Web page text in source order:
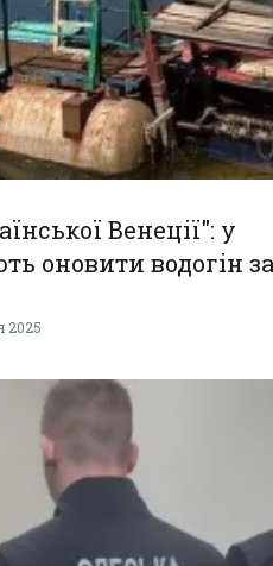
Венеції": у
оновити водогін за
2025